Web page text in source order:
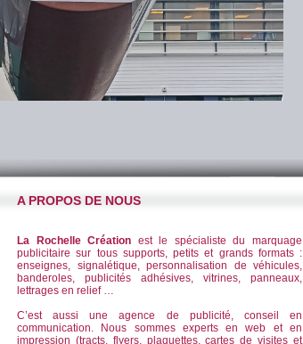
A PROPOS DE NOUS
La Rochelle Création est le spécialiste du marquage
publicitaire sur tous supports, petits et grands formats :
enseignes, signalétique, personnalisation de véhicules,
banderoles, publicités adhésives, vitrines, panneaux,
lettrages en relief …
C’est aussi une agence de publicité, conseil en
communication. Nous sommes experts en web et en
impression (tracts, flyers, plaquettes, cartes de visites et